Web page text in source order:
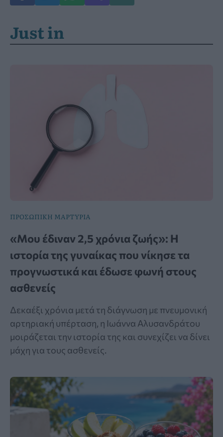
Just in
ΠΡΟΣΩΠΙΚΗ ΜΑΡΤΥΡΙΑ
«Μου έδιναν 2,5 χρόνια ζωής»: Η
ιστορία της γυναίκας που νίκησε τα
προγνωστικά και έδωσε φωνή στους
ασθενείς
Δεκαέξι χρόνια μετά τη διάγνωση με πνευμονική
αρτηριακή υπέρταση, η Ιωάννα Αλυσανδράτου
μοιράζεται την ιστορία της και συνεχίζει να δίνει
μάχη για τους ασθενείς.